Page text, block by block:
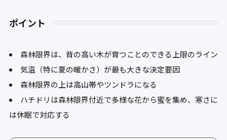
ポイント
森林限界は、背の高い木が育つことのできる上限のライン
気温（特に夏の暖かさ）が最も大きな決定要因
森林限界の上は高山帯やツンドラになる
ハチドリは森林限界付近で多様な花から蜜を集め、寒さに
は休眠で対応する